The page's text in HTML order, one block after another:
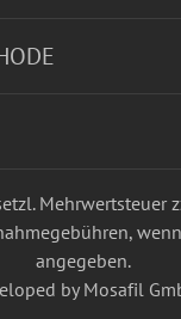
Mehrwertsteuer
angegeben.
by Mosafil